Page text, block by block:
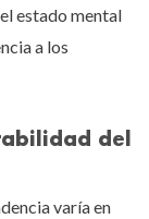
estado mental
a los
del
varía en